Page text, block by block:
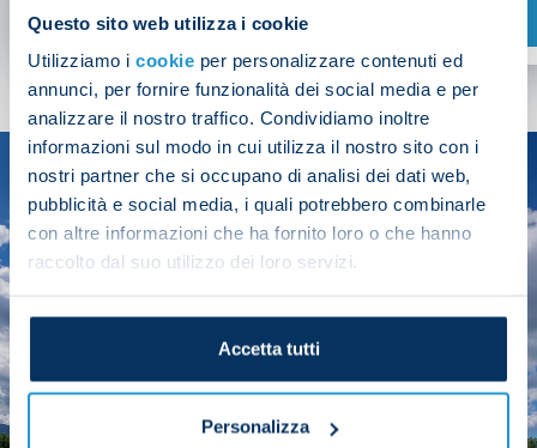
Questo sito web utilizza i cookie
Utilizziamo i cookie per personalizzare contenuti ed
annunci, per fornire funzionalità dei social media e per
analizzare il nostro traffico. Condividiamo inoltre
informazioni sul modo in cui utilizza il nostro sito con i
nostri partner che si occupano di analisi dei dati web,
pubblicità e social media, i quali potrebbero combinarle
con altre informazioni che ha fornito loro o che hanno
raccolto dal suo utilizzo dei loro servizi.
Accetta tutti
Personalizza
SHOP NOW
SEASON
2025/26
FOLLOW THE CHAMPS' JOURNEY